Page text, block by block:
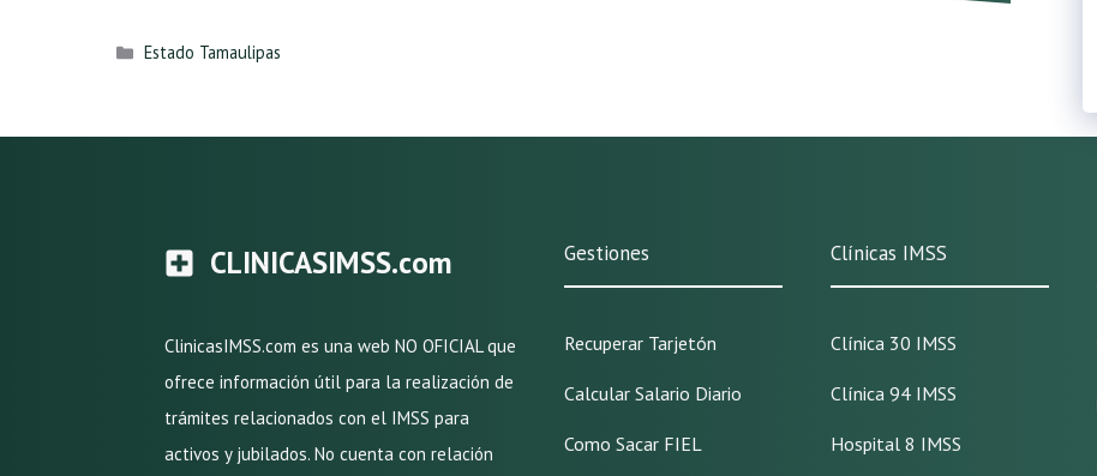
Categorías
Estado Tamaulipas
CLINICASIMSS.com
ClinicasIMSS.com es una web NO OFICIAL que
ofrece información útil para la realización de
trámites relacionados con el IMSS para
activos y jubilados. No cuenta con relación
Gestiones
Recuperar Tarjetón
Calcular Salario Diario
Como Sacar FIEL
Clínicas IMSS
Clínica 30 IMSS
Clínica 94 IMSS
Hospital 8 IMSS